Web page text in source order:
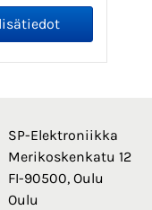
SP-Elektroniikka
Merikoskenkatu 12
FI-90500, Oulu
Oulu